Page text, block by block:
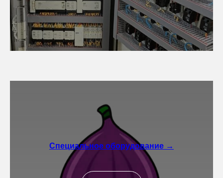
Специальное оборудование →